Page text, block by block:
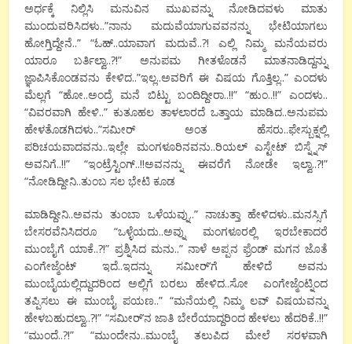
ಅರ್ಧಕ್ಕೆ ನಿಲ್ಲಿಸಿ ಮನುವಿನ ಮುಖವನ್ನು ನೋಡಿದವಳು ಮಾತು
ಮುಂದುವರಿಸಿದಳು..”ನಾನು ಮದುವೆಯಾಗುವವನನ್ನು ಭೇಟಿಯಾಗಲು
ಹೋಗ್ತಿದ್ದೇನೆ..” “ಓಹ್..ಯಾವಾಗ ಮದುವೆ..?! ಎಲ್ಲಿ ನಿಮ್ಮ ಮನೆಯವರು
ಯಾರೂ ಬರ್ತಿಲ್ವಾ..?!” ಅನುಪಮ ಗೀತಳೊಡನೆ ಮಾತನಾಡಿದ್ದನ್ನು
ಜ್ಞಾಪಿಸಿಕೊಂಡವನು ಕೇಳಿದ..”ಇಲ್ಲ..ಅವರಿಗೆ ಈ ವಿಷಯ ಗೊತ್ತಿಲ್ಲ..” ಎಂದಳು
ಮೆಲ್ಲಗೆ “ಹೋ..ಅಂದ್ರೆ ಮನೆ ಬಿಟ್ಟು ಬಂದಿದ್ದೀರಾ..!!” “ಹುಂ..!!” ಎಂದಳು..
“ವಿವರವಾಗಿ ಹೇಳಿ..” ಕುತೂಹಲ ತಾಳಲಾರದೆ ಒತ್ತಾಯ ಮಾಡಿದ..ಅನುಪಮ
ಹೇಳತೊಡಗಿದಳು..”ಸಮೀರ್ ಅಂತ ಹೆಸರು..ಫೇಸ್ಬುಕ್ನಲ್ಲಿ
ಪರಿಚಯವಾದವನು..ಇಲ್ಲೇ ಮಂಗಳೂರಿನವನು..ರಿಯಲ್ ಎಸ್ಟೇಟ್ ಬಿಸ್ನ್ನೆಸ್
ಅವನಿಗೆ..!!” “ಇಂಟ್ರೆಸ್ಟಿಂಗ್..!!ಅವನನ್ನು ಈವರೆಗೆ ನೋಡೇ ಇಲ್ವಾ..?!”
“ನೋಡಿದ್ದೀನಿ..ತುಂಬ ಸಲ ಭೇಟಿ ಕೂಡ
ಮಾಡಿದ್ದೀನಿ..ಅವನು ತುಂಬಾ ಒಳೆಯವ್ನು..” ನಾಚುತ್ತಾ ಹೇಳಿದಳು..ಮನಸ್ಸಿಗೆ
ಬೇಸರವೆನಿಸಿದರೂ “ಒಳ್ಳೆಯದು..ಅವ್ನು ಮಂಗಳೂರಲ್ಲಿ ಇರಬೇಕಾದರೆ
ಮುಂಬೈಗೆ ಯಾಕೆ..?!” ಪ್ರಶ್ನಿಸಿದ ಮನು..” ನಾಳೆ ಅಪ್ಪನ ಫ್ರೆಂಡ್ ಮಗನ ಜೊತೆ
ಎಂಗೇಜ್ಮೆಂಟ್ ಇದೆ..ಇದನ್ನು ಸಮೀರ್’ಗೆ ಹೇಳಿದೆ ಅವನು
ಮುಂಬೈಯಲ್ಲಿದ್ದುದರಿಂದ ಅಲ್ಲಿಗೆ ಬರಲು ಹೇಳಿದ..ಸೋ ಎಂಗೇಜ್ಮೆಂಟ್ನಿಂದ
ತಪ್ಪಿಸಲು ಈ ಮುಂಬೈ ಪಯಣ..” “ಮನೆಯಲ್ಲಿ ನಿಮ್ಮ ಲವ್ ವಿಷಯವನ್ನು
ಹೇಳಬಹುದಲ್ವಾ..?!” “ಸಮೀರ್’ನ ಜಾತಿ ಬೇರೆಯಾದ್ದರಿಂದ ಹೇಳಲು ಹೆದರಿಕೆ..!!”
“ಮುಂದೆ..?!” “ಮುಂದೇನು..ಮುಂಬೈ ತಲುಪಿದ ಮೇಲೆ ಸರಳವಾಗಿ